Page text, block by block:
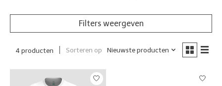
Filters weergeven
4 producten Sorteren op Nieuwste producten